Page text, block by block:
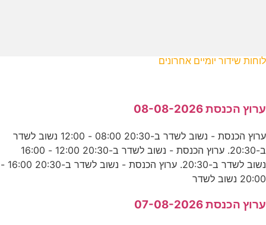
לוחות שידור יומיים אחרונים
ערוץ הכנסת 08-08-2026
ערוץ הכנסת - נשוב לשדר ב-20:30 08:00 - 12:00 נשוב לשדר
ב-20:30. ערוץ הכנסת - נשוב לשדר ב-20:30 12:00 - 16:00
נשוב לשדר ב-20:30. ערוץ הכנסת - נשוב לשדר ב-20:30 16:00 -
20:00 נשוב לשדר
ערוץ הכנסת 07-08-2026